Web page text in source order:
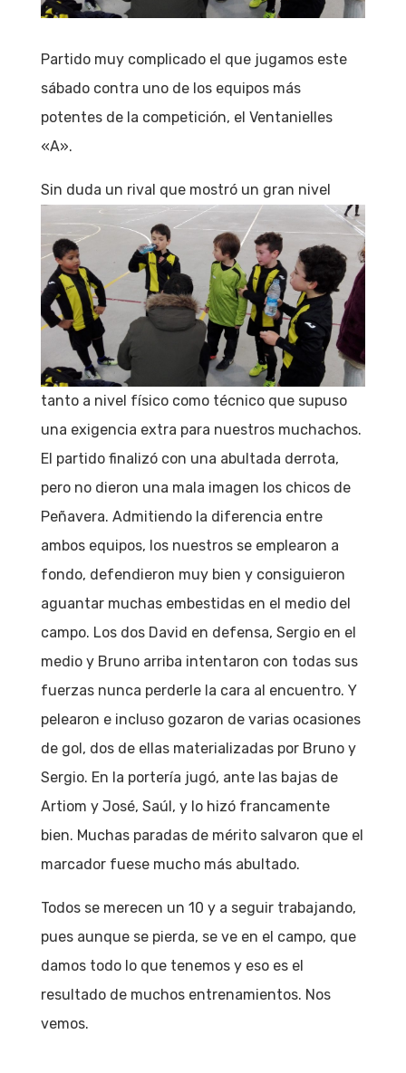
Partido muy complicado el que jugamos este
sábado contra uno de los equipos más
potentes de la competición, el Ventanielles
«A».
Sin duda un rival que mostró un gran nivel
tanto a nivel físico como técnico que supuso
una exigencia extra para nuestros muchachos.
El partido finalizó con una abultada derrota,
pero no dieron una mala imagen los chicos de
Peñavera. Admitiendo la diferencia entre
ambos equipos, los nuestros se emplearon a
fondo, defendieron muy bien y consiguieron
aguantar muchas embestidas en el medio del
campo. Los dos David en defensa, Sergio en el
medio y Bruno arriba intentaron con todas sus
fuerzas nunca perderle la cara al encuentro. Y
pelearon e incluso gozaron de varias ocasiones
de gol, dos de ellas materializadas por Bruno y
Sergio. En la portería jugó, ante las bajas de
Artiom y José, Saúl, y lo hizó francamente
bien. Muchas paradas de mérito salvaron que el
marcador fuese mucho más abultado.
Todos se merecen un 10 y a seguir trabajando,
pues aunque se pierda, se ve en el campo, que
damos todo lo que tenemos y eso es el
resultado de muchos entrenamientos. Nos
vemos.